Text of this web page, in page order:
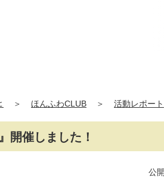
＞ ほんふわCLUB ＞ 活動レポート
開催しました！
公